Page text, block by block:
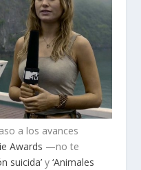
a los avances
Awards —no te
suicida’ y‘Animales